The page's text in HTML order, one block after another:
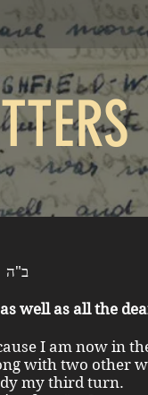
I am now in
with two other
my third turn.